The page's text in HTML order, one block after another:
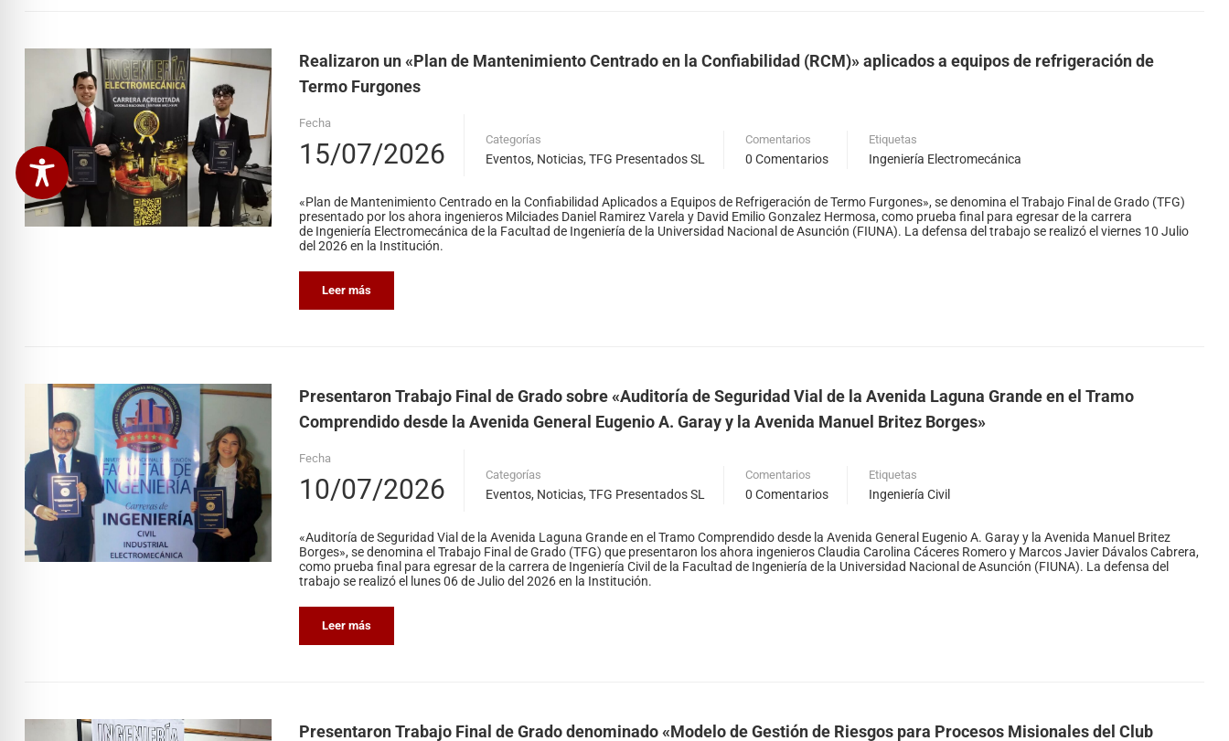
Realizaron un «Plan de Mantenimiento Centrado en la Confiabilidad (RCM)» aplicados a equipos de refrigeración de
Termo Furgones
Fecha
15/07/2026 Categorías
Eventos, Noticias, TFG Presentados SL
Comentarios
0 Comentarios
Etiquetas
Ingeniería Electromecánica
«Plan de Mantenimiento Centrado en la Confiabilidad Aplicados a Equipos de Refrigeración de Termo Furgones», se denomina el Trabajo Final de Grado (TFG)
presentado por los ahora ingenieros Milciades Daniel Ramirez Varela y David Emilio Gonzalez Hermosa, como prueba final para egresar de la carrera
de Ingeniería Electromecánica de la Facultad de Ingeniería de la Universidad Nacional de Asunción (FIUNA). La defensa del trabajo se realizó el viernes 10 Julio
del 2026 en la Institución.
Leer más
Presentaron Trabajo Final de Grado sobre «Auditoría de Seguridad Vial de la Avenida Laguna Grande en el Tramo
Comprendido desde la Avenida General Eugenio A. Garay y la Avenida Manuel Britez Borges»
Fecha
10/07/2026 Categorías
Eventos, Noticias, TFG Presentados SL
Comentarios
0 Comentarios
Etiquetas
Ingeniería Civil
«Auditoría de Seguridad Vial de la Avenida Laguna Grande en el Tramo Comprendido desde la Avenida General Eugenio A. Garay y la Avenida Manuel Britez
Borges», se denomina el Trabajo Final de Grado (TFG) que presentaron los ahora ingenieros Claudia Carolina Cáceres Romero y Marcos Javier Dávalos Cabrera,
como prueba final para egresar de la carrera de Ingeniería Civil de la Facultad de Ingeniería de la Universidad Nacional de Asunción (FIUNA). La defensa del
trabajo se realizó el lunes 06 de Julio del 2026 en la Institución.
Leer más
Presentaron Trabajo Final de Grado denominado «Modelo de Gestión de Riesgos para Procesos Misionales del Club